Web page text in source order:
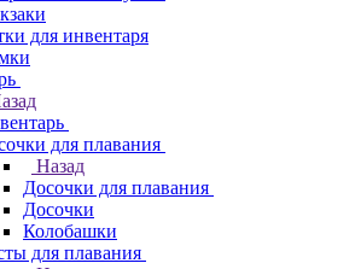
для инвентаря
для плавания
Назад
Досочки для плавания
Досочки
Колобашки
для плавания